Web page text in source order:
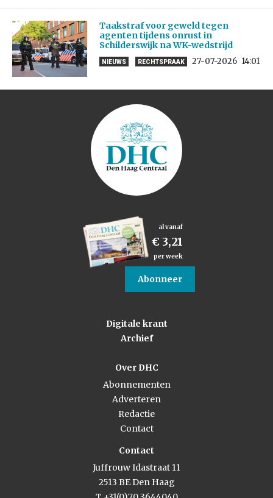
Taakstraf voor geweld tegen
agenten tijdens onrust in
Schilderswijk na WK-wedstrijd
NIEUWS RECHTSPRAAK 27-07-2026 14:01
al vanaf
€ 3,21
per week
Abonneer
Digitale krant
Archief
Over DHC
Abonnementen
Adverteren
Redactie
Contact
Contact
Juffrouw Idastraat 11
2513 BE Den Haag